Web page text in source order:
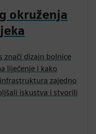
okruženja
znači dizajn bolnice
liječenje i kako
zajedno
iskustva i stvorili